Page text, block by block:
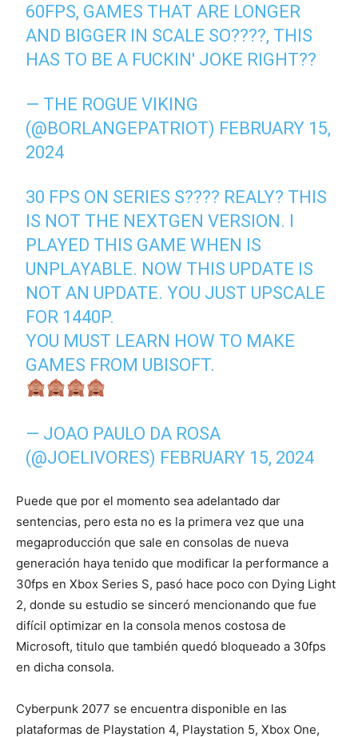
60FPS, GAMES THAT ARE LONGER
AND BIGGER IN SCALE SO????, THIS
HAS TO BE A FUCKIN' JOKE RIGHT??
— THE ROGUE VIKING
(@BORLANGEPATRIOT) FEBRUARY 15,
2024
30 FPS ON SERIES S???? REALY? THIS
IS NOT THE NEXTGEN VERSION. I
PLAYED THIS GAME WHEN IS
UNPLAYABLE. NOW THIS UPDATE IS
NOT AN UPDATE. YOU JUST UPSCALE
FOR 1440P.
YOU MUST LEARN HOW TO MAKE
GAMES FROM UBISOFT.
— JOAO PAULO DA ROSA
(@JOELIVORES) FEBRUARY 15, 2024
Puede que por el momento sea adelantado dar
sentencias, pero esta no es la primera vez que una
megaproducción que sale en consolas de nueva
generación haya tenido que modificar la performance a
30fps en Xbox Series S, pasó hace poco con Dying Light
2, donde su estudio se sinceró mencionando que fue
difícil optimizar en la consola menos costosa de
Microsoft, titulo que también quedó bloqueado a 30fps
en dicha consola.
Cyberpunk 2077 se encuentra disponible en las
plataformas de Playstation 4, Playstation 5, Xbox One,